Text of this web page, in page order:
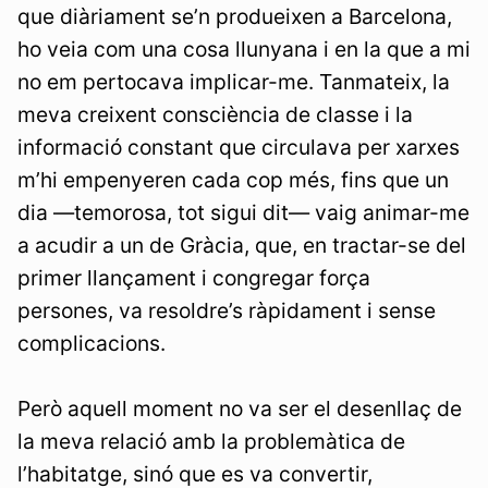
que diàriament se’n produeixen a Barcelona,
ho veia com una cosa llunyana i en la que a mi
no em pertocava implicar-me. Tanmateix, la
meva creixent consciència de classe i la
informació constant que circulava per xarxes
m’hi empenyeren cada cop més, fins que un
dia —temorosa, tot sigui dit— vaig animar-me
a acudir a un de Gràcia, que, en tractar-se del
primer llançament i congregar força
persones, va resoldre’s ràpidament i sense
complicacions.
Però aquell moment no va ser el desenllaç de
la meva relació amb la problemàtica de
l’habitatge, sinó que es va convertir,